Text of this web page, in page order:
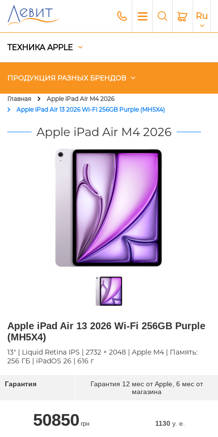
Ru
ТЕХНИКА APPLE
ПРОДУКЦИЯ РАЗНЫХ БРЕНДОВ
Чехлы
Акустика
Генераторы и Зарядные
Главная
Apple iPad Air M4 2026
Apple iPad Air 13 2026 Wi‑Fi 256GB Purple (MH5X4)
Apple iPad Air M4 2026
Apple iPad Air 13 2026 Wi‑Fi 256GB Purple
(MH5X4)
13" | Liquid Retina IPS | 2732 × 2048 | Apple M4 | Память:
256 ГБ | iPadOS 26 | 616 г
Гарантия
Гарантия 12 мес от Apple, 6 мес от
магазина
50850 грн 1130 y. e.